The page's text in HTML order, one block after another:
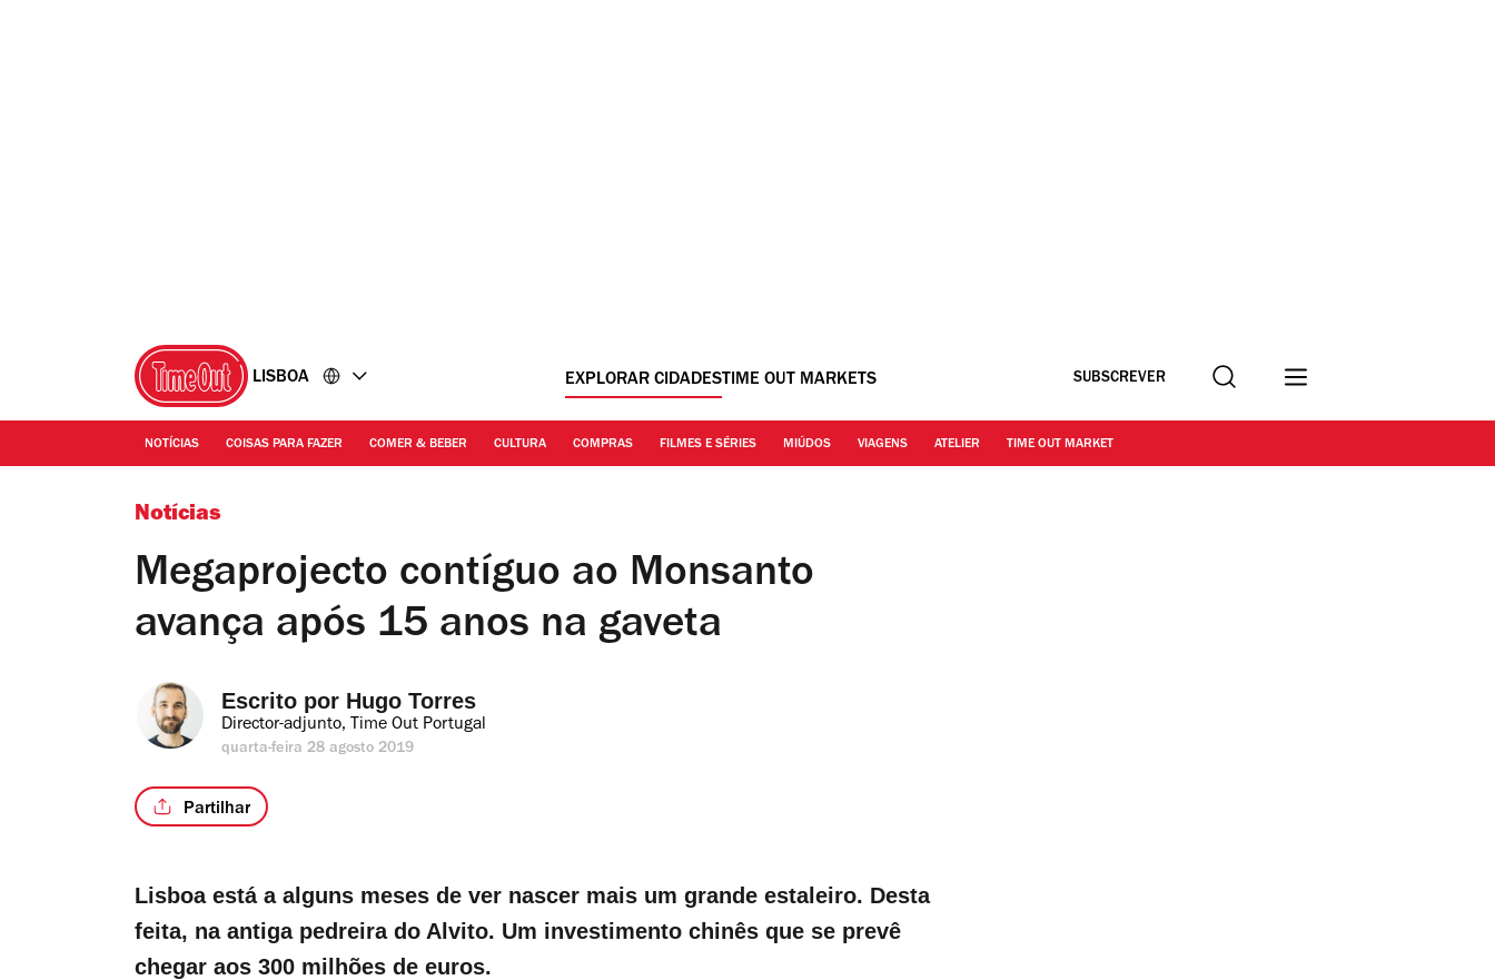
LISBOA EXPLORAR CIDADESTIME OUT MARKETS SUBSCREVER Procurar
NOTÍCIAS COISAS PARA FAZER COMER & BEBER CULTURA COMPRAS FILMES E SÉRIES MIÚDOS VIAGENS ATELIER TIME OUT MARKET
Notícias
Megaprojecto contíguo ao Monsanto
avança após 15 anos na gaveta
Escrito por Hugo Torres
Director-adjunto, Time Out Portugal
quarta-feira 28 agosto 2019
Partilhar
Lisboa está a alguns meses de ver nascer mais um grande estaleiro. Desta
feita, na antiga pedreira do Alvito. Um investimento chinês que se prevê
chegar aos 300 milhões de euros.